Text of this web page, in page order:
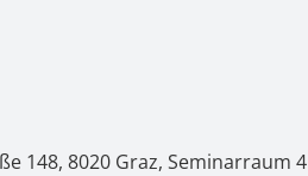
148, 8020 Graz, Seminarraum 4